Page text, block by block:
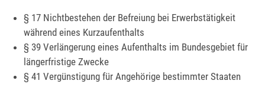
§ 17 Nichtbestehen der Befreiung bei Erwerbstätigkeit
während eines Kurzaufenthalts
§ 39 Verlängerung eines Aufenthalts im Bundesgebiet für
längerfristige Zwecke
§ 41 Vergünstigung für Angehörige bestimmter Staaten